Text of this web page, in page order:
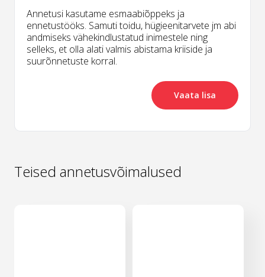
Annetusi kasutame esmaabiõppeks ja
ennetustööks. Samuti toidu, hügieenitarvete jm abi
andmiseks vähekindlustatud inimestele ning
selleks, et olla alati valmis abistama kriiside ja
suurõnnetuste korral.
Vaata lisa
Teised annetusvõimalused